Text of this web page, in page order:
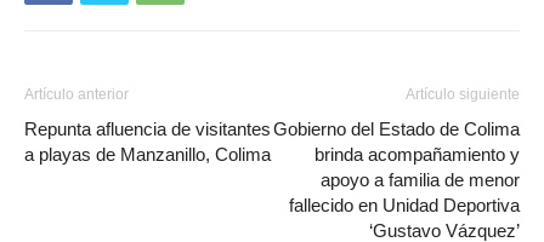
Artículo anterior
Repunta afluencia de visitantes
a playas de Manzanillo, Colima
Artículo siguiente
Gobierno del Estado de Colima
brinda acompañamiento y
apoyo a familia de menor
fallecido en Unidad Deportiva
‘Gustavo Vázquez’